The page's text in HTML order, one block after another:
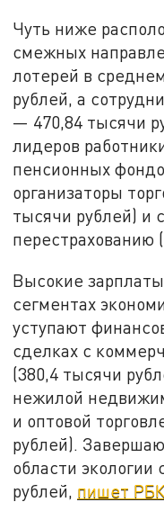
Чуть ниже
смежных
лотерей в
рублей, а
— 470,84 тысячи
лидеров
пенсионных
организаторы
тысячи рублей) и
перестрахованию
Высокие
сегментах
уступают
сделках с
(380,4 тысячи
нежилой
и оптовой
рублей).
области экологии
рублей, пишет